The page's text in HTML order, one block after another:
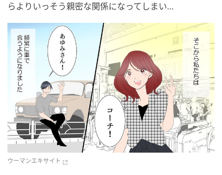
らよりいっそう親密な関係になってしまい…
ウーマンエキサイト